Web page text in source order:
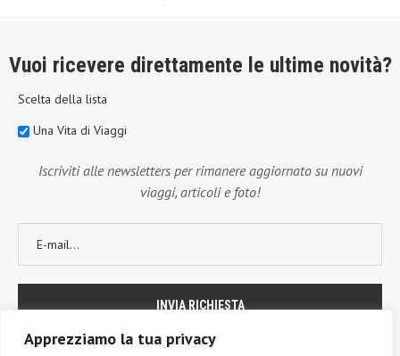
Apprezziamo la tua privacy
Vuoi ricevere direttamente le ultime novità?
Scelta della lista
Una Vita di Viaggi
Iscriviti alle newsletters per rimanere aggiornato su nuovi
viaggi, articoli e foto!